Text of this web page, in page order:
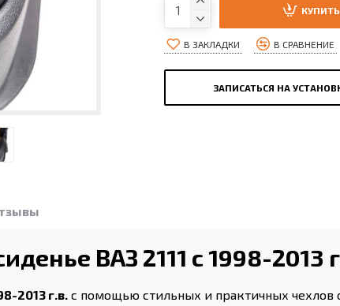
КУПИТЬ
В ЗАКЛАДКИ В СРАВНЕНИЕ
ЗАПИСАТЬСЯ НА
ВАЗ 2111 с 1998-2013
2013 г.в. с помощью стильных и практичных чехлов